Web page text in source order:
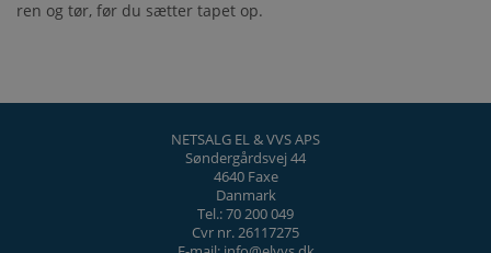
ren og tør, før du sætter tapet op.
NETSALG EL & VVS APS
Søndergårdsvej 44
4640 Faxe
Danmark
Tel.: 70 200 049
Cvr nr. 26117275